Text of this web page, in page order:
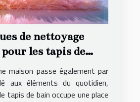
de nettoyage
pour les tapis de
maison passe également par
aux éléments du quotidien,
tapis de bain occupe une place